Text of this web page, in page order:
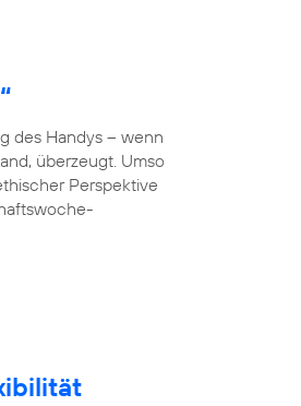
des Handys – wenn
überzeugt. Umso
Perspektive